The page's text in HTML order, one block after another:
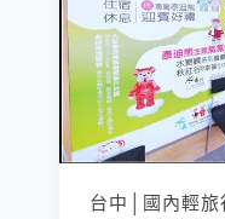
台中│國內輕旅